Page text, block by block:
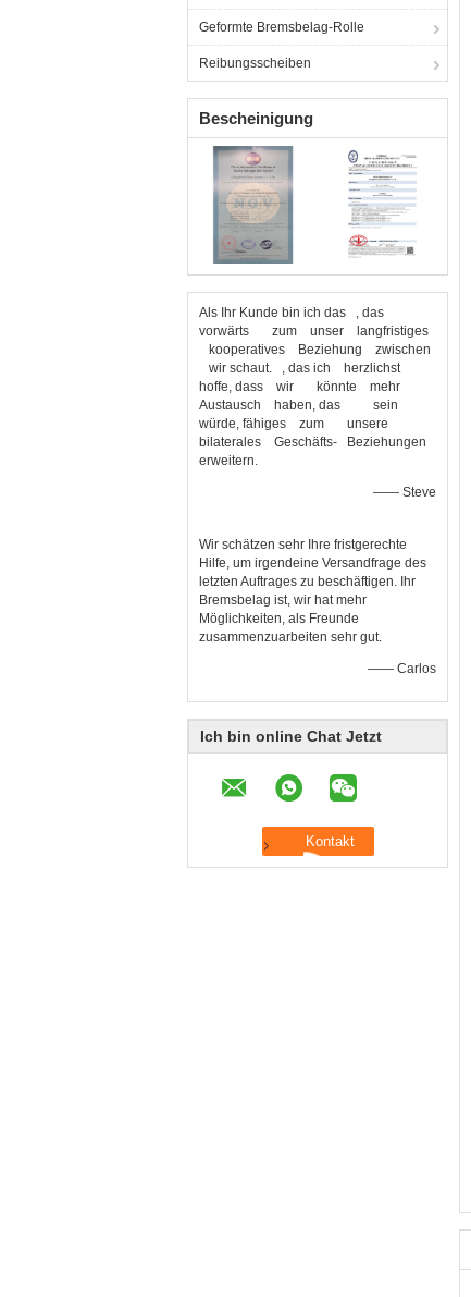
Geformte Bremsbelag-Rolle
Reibungsscheiben
Bescheinigung
Als Ihr Kunde bin ich das , das
vorwärts zum unser langfristiges
kooperatives Beziehung zwischen
wir schaut. , das ich herzlichst
hoffe, dass wir könnte mehr
Austausch haben, das sein
würde, fähiges zum unsere
bilaterales Geschäfts- Beziehungen
erweitern.
—— Steve
Wir schätzen sehr Ihre fristgerechte
Hilfe, um irgendeine Versandfrage des
letzten Auftrages zu beschäftigen. Ihr
Bremsbelag ist, wir hat mehr
Möglichkeiten, als Freunde
zusammenzuarbeiten sehr gut.
—— Carlos
Ich bin online Chat Jetzt